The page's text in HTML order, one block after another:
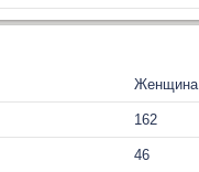
Женщина
162
46